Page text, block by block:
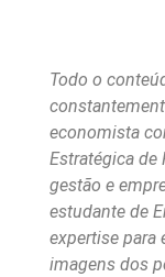
Todo o
economista
Estratégica de
gestão e
estudante de
expertise para
imagens dos